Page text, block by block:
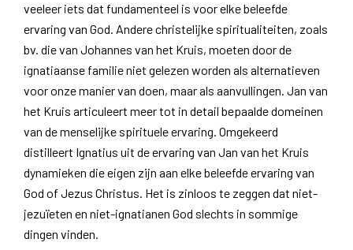
veeleer iets dat fundamenteel is voor elke beleefde
ervaring van God. Andere christelijke spiritualiteiten, zoals
bv. die van Johannes van het Kruis, moeten door de
ignatiaanse familie niet gelezen worden als alternatieven
voor onze manier van doen, maar als aanvullingen. Jan van
het Kruis articuleert meer tot in detail bepaalde domeinen
van de menselijke spirituele ervaring. Omgekeerd
distilleert Ignatius uit de ervaring van Jan van het Kruis
dynamieken die eigen zijn aan elke beleefde ervaring van
God of Jezus Christus. Het is zinloos te zeggen dat niet-
jezuïeten en niet-ignatianen God slechts in sommige
dingen vinden.